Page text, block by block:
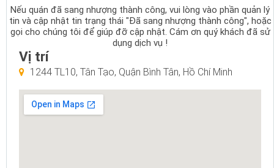
Nếu quán đã sang nhượng thành công, vui lòng vào phần quản lý
tin và cập nhật tin trạng thái "Đã sang nhượng thành công", hoặc
gọi cho chúng tôi để giúp đỡ cập nhật. Cám ơn quý khách đã sử
dụng dịch vụ !
Vị trí
1244 TL10, Tân Tạo, Quận Bình Tân, Hồ Chí Minh